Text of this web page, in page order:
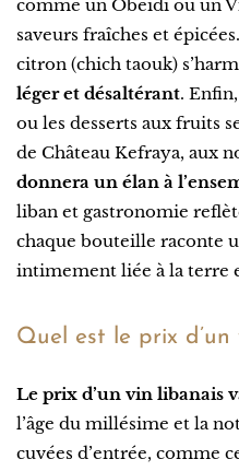
comme un Obeidi ou un
saveurs fraîches et
citron (chich taouk)
léger et désaltérant.
ou les desserts aux fruits
de Château Kefraya, aux
donnera un élan à
liban et gastronomie
chaque bouteille raconte
intimement liée à la terre
Quel est le prix d’un
Le prix d’un vin libanais
l’âge du millésime et la
cuvées d’entrée, comme